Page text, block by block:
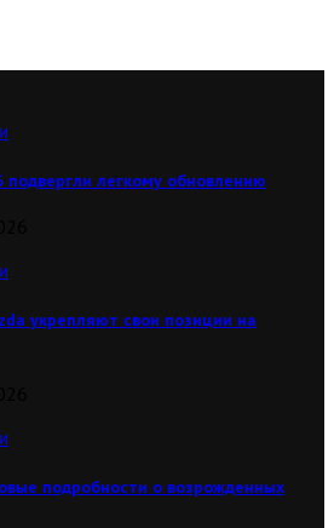
подвергли легкому обновлению
укрепляют свои позиции на
подробности о возрожденных